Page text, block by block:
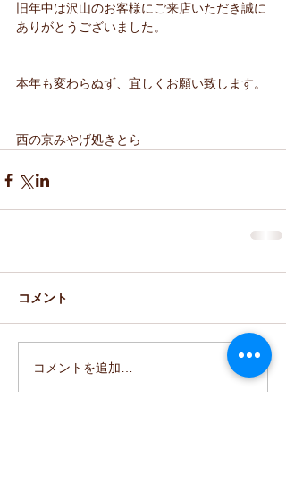
旧年中は沢山のお客様にご来店いただき誠に
ありがとうございました。
本年も変わらぬず、宜しくお願い致します。
西の京みやげ処きとら
コメント
コメントを追加…